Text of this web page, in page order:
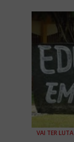
VAI TER LUTA